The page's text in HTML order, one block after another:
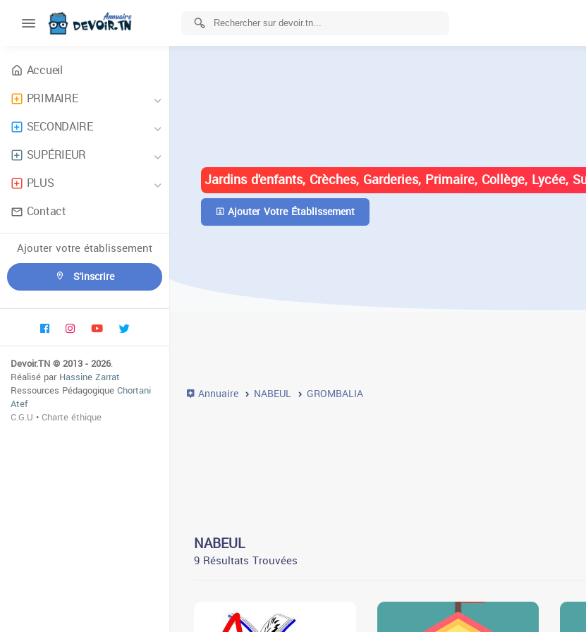
Accueil
PRIMAIRE
SECONDAIRE
SUPÉRIEUR
PLUS
Contact
Ajouter votre établissement
S'inscrire
Devoir.TN © 2013 - 2026.
Réalisé parHassine Zarrat
Ressources PédagogiqueChortani
Atef
C.G.U •Charte éthique
Jardins d'enfants, Crèches, Garderies, Primaire, Collège, Lycée,
Ajouter Votre Établissement
Annuaire NABEUL GROMBALIA
NABEUL
9 Résultats Trouvées